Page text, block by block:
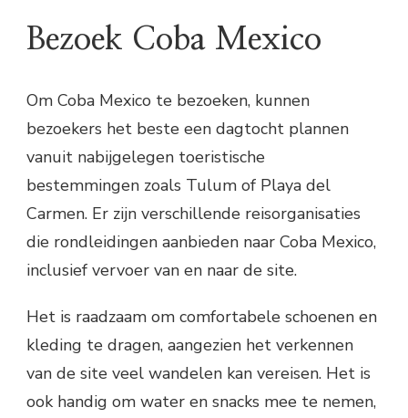
Bezoek Coba Mexico
Om Coba Mexico te bezoeken, kunnen
bezoekers het beste een dagtocht plannen
vanuit nabijgelegen toeristische
bestemmingen zoals Tulum of Playa del
Carmen. Er zijn verschillende reisorganisaties
die rondleidingen aanbieden naar Coba Mexico,
inclusief vervoer van en naar de site.
Het is raadzaam om comfortabele schoenen en
kleding te dragen, aangezien het verkennen
van de site veel wandelen kan vereisen. Het is
ook handig om water en snacks mee te nemen,